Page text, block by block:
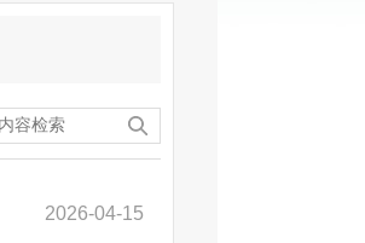
2026-04-15